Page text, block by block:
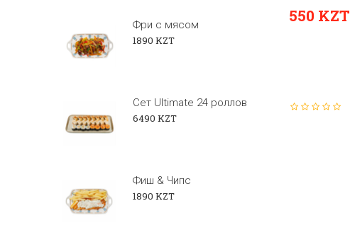
550 KZT
Фри с мясом
1890 KZT
Сет Ultimate 24 роллов
6490 KZT
Фиш & Чипс
1890 KZT